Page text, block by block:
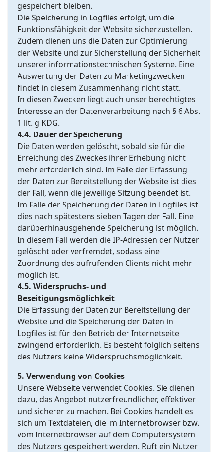
gespeichert bleiben.
Die Speicherung in Logfiles erfolgt, um die
Funktionsfähigkeit der Website sicherzustellen.
Zudem dienen uns die Daten zur Optimierung
der Website und zur Sicherstellung der Sicherheit
unserer informationstechnischen Systeme. Eine
Auswertung der Daten zu Marketingzwecken
findet in diesem Zusammenhang nicht statt.
In diesen Zwecken liegt auch unser berechtigtes
Interesse an der Datenverarbeitung nach § 6 Abs.
1 lit. g KDG.
4.4. Dauer der Speicherung
Die Daten werden gelöscht, sobald sie für die
Erreichung des Zweckes ihrer Erhebung nicht
mehr erforderlich sind. Im Falle der Erfassung
der Daten zur Bereitstellung der Website ist dies
der Fall, wenn die jeweilige Sitzung beendet ist.
Im Falle der Speicherung der Daten in Logfiles ist
dies nach spätestens sieben Tagen der Fall. Eine
darüberhinausgehende Speicherung ist möglich.
In diesem Fall werden die IP-Adressen der Nutzer
gelöscht oder verfremdet, sodass eine
Zuordnung des aufrufenden Clients nicht mehr
möglich ist.
4.5. Widerspruchs- und
Beseitigungsmöglichkeit
Die Erfassung der Daten zur Bereitstellung der
Website und die Speicherung der Daten in
Logfiles ist für den Betrieb der Internetseite
zwingend erforderlich. Es besteht folglich seitens
des Nutzers keine Widerspruchsmöglichkeit.
5. Verwendung von Cookies
Unsere Webseite verwendet Cookies. Sie dienen
dazu, das Angebot nutzerfreundlicher, effektiver
und sicherer zu machen. Bei Cookies handelt es
sich um Textdateien, die im Internetbrowser bzw.
vom Internetbrowser auf dem Computersystem
des Nutzers gespeichert werden. Ruft ein Nutzer